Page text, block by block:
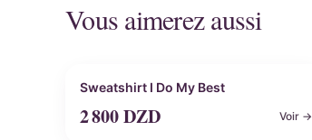
Vous aimerez aussi
Personnalisable
Sweatshirt I Do My Best
2 800DZD Voir →